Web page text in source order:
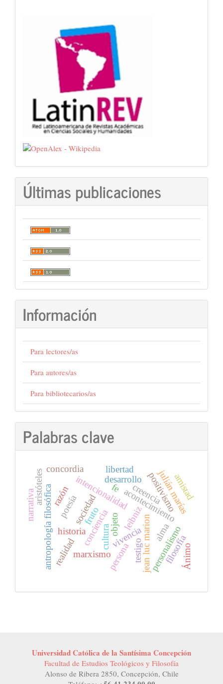
Últimas publicaciones
Información
Para lectores/as
Para autores/as
Para bibliotecarios/as
Palabras clave
historia vivencia
poesía
cultura
sociedad creencia
intencionalidad
concienciaobjeto
realidad jean luc marion
acontecimiento
testigo
fruto
personalismo
persona
marxismo
positivismo
leibniz
filosofía
julián marías
antropología filosófica
desarrollo
libertad
fe
razón
aristóteles amistad
concordia
narrativa
alma
Ánimo
Universidad Católica de la Santísima Concepción
Facultad de Estudios Teológicos y Filosofía
Alonso de Ribera 2850, Concepción, Chile